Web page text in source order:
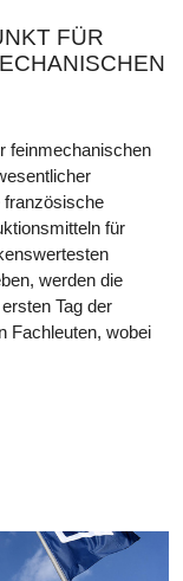
FÜR
feinmechanischen
französische
für
werden die
Tag der
Fachleuten, wobei